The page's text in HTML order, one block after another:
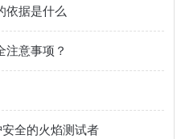
依据是什么
注意事项？
全的火焰测试者